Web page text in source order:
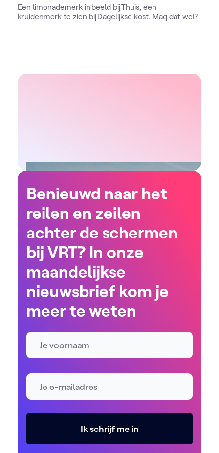
Een limonademerk in beeld bij Thuis, een
kruidenmerk te zien bij Dagelijkse kost. Mag dat wel?
Benieuwd naar het
reilen en zeilen
achter de schermen
bij VRT? In onze
maandelijkse
nieuwsbrief kom je
meer te weten
Naam
E-mailadres *
Ik schrijf me in